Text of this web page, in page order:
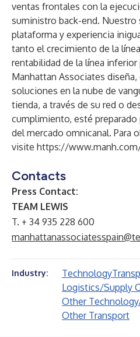
ventas frontales con la
suministro back-end.
plataforma y experiencia
tanto el crecimiento de la
rentabilidad de la línea
Manhattan Associates
soluciones en la nube de
tienda, a través de su red o
cumplimiento, esté
del mercado omnicanal. Para
visite https://
Contacts
Press Contact:
TEAM LEWIS
T. + 34 935 228 600
Industry: Technology
Logistics/Supply
Other Technology
Other Transport